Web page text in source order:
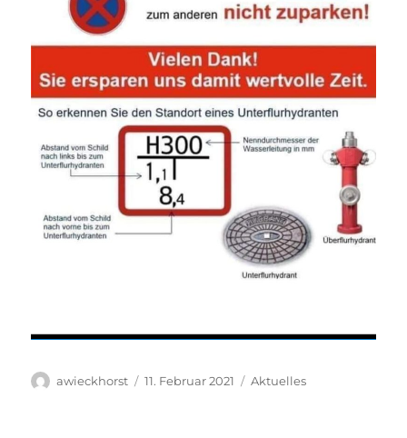
Autor
awieckhorst
Veröffentlicht
11. Februar 2021 Kategorien
Aktuelles